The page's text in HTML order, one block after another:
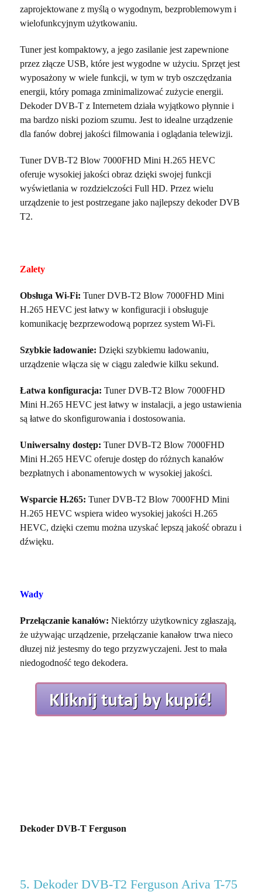
zaprojektowane z myślą o wygodnym, bezproblemowym i
wielofunkcyjnym użytkowaniu.
Tuner jest kompaktowy, a jego zasilanie jest zapewnione
przez złącze USB, które jest wygodne w użyciu. Sprzęt jest
wyposażony w wiele funkcji, w tym w tryb oszczędzania
energii, który pomaga zminimalizować zużycie energii.
Dekoder DVB-T z Internetem działa wyjątkowo płynnie i
ma bardzo niski poziom szumu. Jest to idealne urządzenie
dla fanów dobrej jakości filmowania i oglądania telewizji.
Tuner DVB-T2 Blow 7000FHD Mini H.265 HEVC
oferuje wysokiej jakości obraz dzięki swojej funkcji
wyświetlania w rozdzielczości Full HD. Przez wielu
urządzenie to jest postrzegane jako najlepszy dekoder DVB
T2.
Zalety
Obsługa Wi-Fi: Tuner DVB-T2 Blow 7000FHD Mini
H.265 HEVC jest łatwy w konfiguracji i obsługuje
komunikację bezprzewodową poprzez system Wi-Fi.
Szybkie ładowanie: Dzięki szybkiemu ładowaniu,
urządzenie włącza się w ciągu zaledwie kilku sekund.
Łatwa konfiguracja: Tuner DVB-T2 Blow 7000FHD
Mini H.265 HEVC jest łatwy w instalacji, a jego ustawienia
są łatwe do skonfigurowania i dostosowania.
Uniwersalny dostęp: Tuner DVB-T2 Blow 7000FHD
Mini H.265 HEVC oferuje dostęp do różnych kanałów
bezpłatnych i abonamentowych w wysokiej jakości.
Wsparcie H.265: Tuner DVB-T2 Blow 7000FHD Mini
H.265 HEVC wspiera wideo wysokiej jakości H.265
HEVC, dzięki czemu można uzyskać lepszą jakość obrazu i
dźwięku.
Wady
Przełączanie kanałów: Niektórzy użytkownicy zgłaszają,
że używając urządzenie, przełączanie kanałow trwa nieco
dłuzej niż jestesmy do tego przyzwyczajeni. Jest to mała
niedogodność tego dekodera.
Dekoder DVB-T Ferguson
5. Dekoder DVB-T2 Ferguson Ariva T-75